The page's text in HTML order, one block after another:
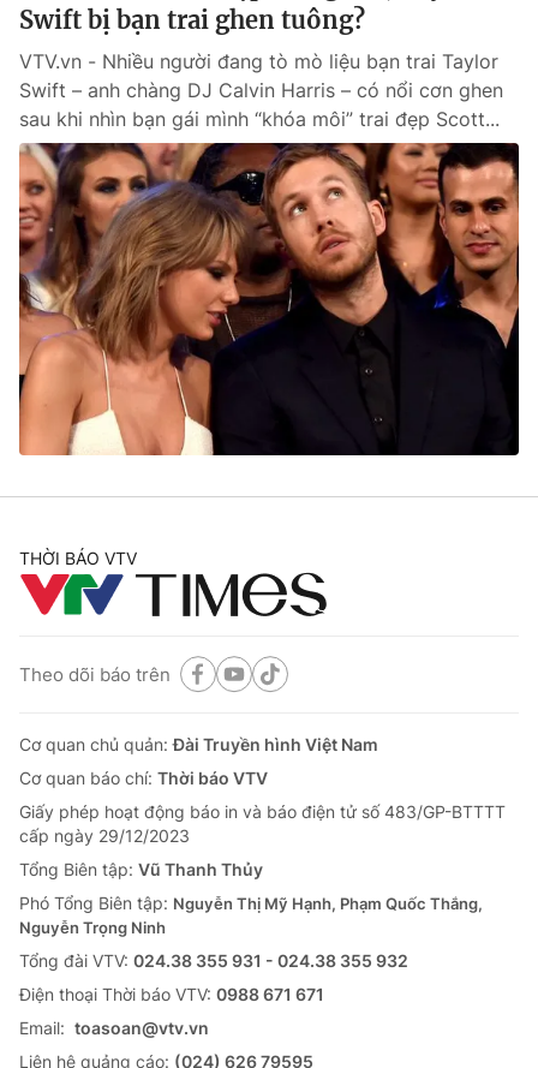
Swift bị bạn trai ghen tuông?
VTV.vn - Nhiều người đang tò mò liệu bạn trai Taylor
Swift – anh chàng DJ Calvin Harris – có nổi cơn ghen
sau khi nhìn bạn gái mình “khóa môi” trai đẹp Scott...
THỜI BÁO VTV
Theo dõi báo trên
Cơ quan chủ quản:Đài Truyền hình Việt Nam
Cơ quan báo chí: Thời báo VTV
Giấy phép hoạt động báo in và báo điện tử số 483/GP-BTTTT
cấp ngày 29/12/2023
Tổng Biên tập: Vũ Thanh Thủy
Phó Tổng Biên tập: Nguyễn Thị Mỹ Hạnh, Phạm Quốc Thắng,
Nguyễn Trọng Ninh
Tổng đài VTV: 024.38 355 931 - 024.38 355 932
Ðiện thoại Thời báo VTV: 0988 671 671
Email: toasoan@vtv.vn
Liên hệ quảng cáo: (024) 626 79595